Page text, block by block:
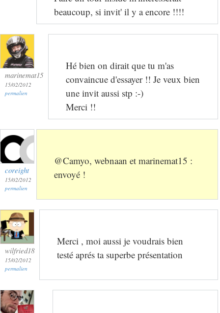
beaucoup, si invit' il y a encore !!!!
marinemat15
15/02/2012
permalien
Hé bien on dirait que tu m'as
convaincue d'essayer !! Je veux bien
une invit aussi stp :-)
Merci !!
coreight
15/02/2012
permalien
@Camyo, webnaan et marinemat15 :
envoyé !
wilfried18
15/02/2012
permalien
Merci , moi aussi je voudrais bien
testé aprés ta superbe présentation